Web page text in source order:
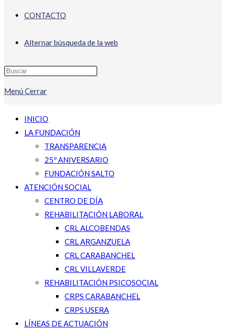
CONTACTO
Alternar búsqueda de la web
Menú Cerrar
INICIO
LA FUNDACIÓN
TRANSPARENCIA
25º ANIVERSARIO
FUNDACIÓN SALTO
ATENCIÓN SOCIAL
CENTRO DE DÍA
REHABILITACIÓN LABORAL
CRL ALCOBENDAS
CRL ARGANZUELA
CRL CARABANCHEL
CRL VILLAVERDE
REHABILITACIÓN PSICOSOCIAL
CRPS CARABANCHEL
CRPS USERA
LÍNEAS DE ACTUACIÓN